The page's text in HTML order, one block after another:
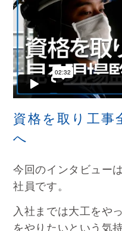
資格を取り工事
へ
今回のインタビュー
社員です。
入社までは大工をや
をやりたいという気